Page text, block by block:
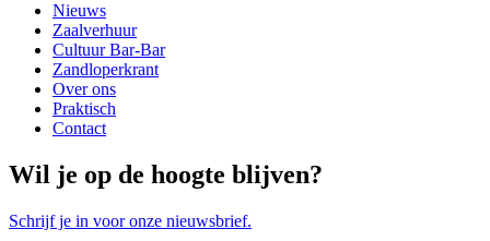
Nieuws
Zaalverhuur
Cultuur Bar-Bar
Zandloperkrant
Over ons
Praktisch
Contact
Wil je op de hoogte blijven?
Schrijf je in voor onze nieuwsbrief.